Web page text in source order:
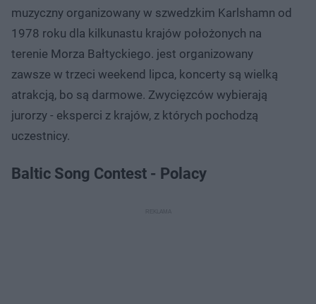
muzyczny organizowany w szwedzkim Karlshamn od
1978 roku dla kilkunastu krajów położonych na
terenie Morza Bałtyckiego. jest organizowany
zawsze w trzeci weekend lipca, koncerty są wielką
atrakcją, bo są darmowe. Zwycięzców wybierają
jurorzy - eksperci z krajów, z których pochodzą
uczestnicy.
Baltic Song Contest - Polacy